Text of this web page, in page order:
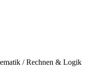
/ Rechnen & Logik